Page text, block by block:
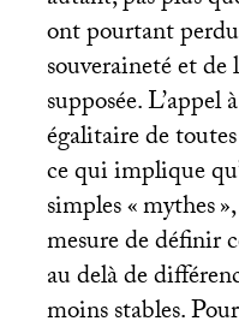
ont pourtant
souveraineté et
supposée. L’appel
égalitaire de
ce qui implique
simples «mythes
mesure de définir
au delà de
moins stables.